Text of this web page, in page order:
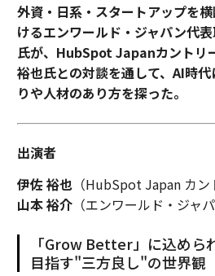
外資・日系・スタートアップを
けるエンワールド・ジャパン代
氏が、HubSpot Japanカントリ
裕也氏との対談を通して、AI時
りや人材のあり方を探った。
出演者
伊佐 裕也（HubSpot Japan カン
山本 裕介（エンワールド・ジャ
「Grow Better」に込めら
目指す"三方良し"の世界観